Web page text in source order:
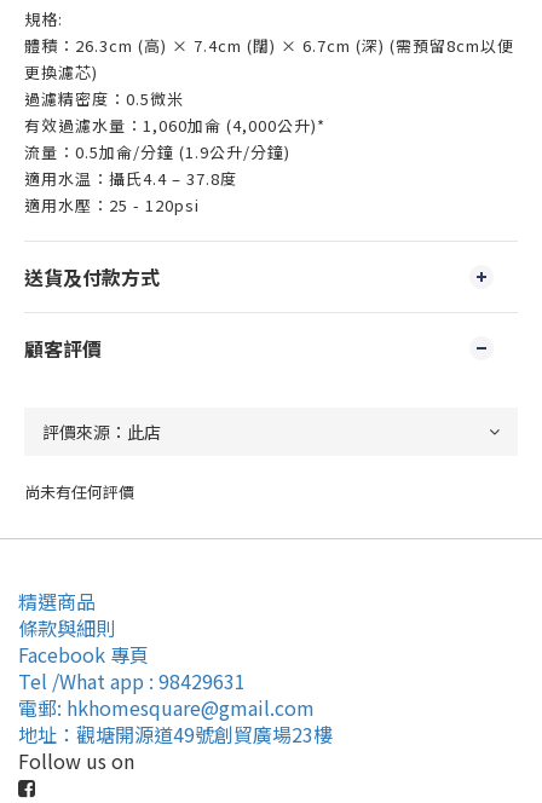
規格:
體積：26.3cm (高) × 7.4cm (闊) × 6.7cm (深) (需預留8cm以便
更換濾芯)
過濾精密度：0.5微米
有效過濾水量：1,060加侖 (4,000公升)*
流量：0.5加侖/分鐘 (1.9公升/分鐘)
適用水温：攝氏4.4 – 37.8度
適用水壓：25 - 120psi
送貨及付款方式
顧客評價
尚未有任何評價
精選商品
條款與細則
Facebook 專頁
Tel /What app : 98429631
電郵: hkhomesquare@gmail.com
地址：觀塘開源道49號創貿廣場23樓
Follow us on